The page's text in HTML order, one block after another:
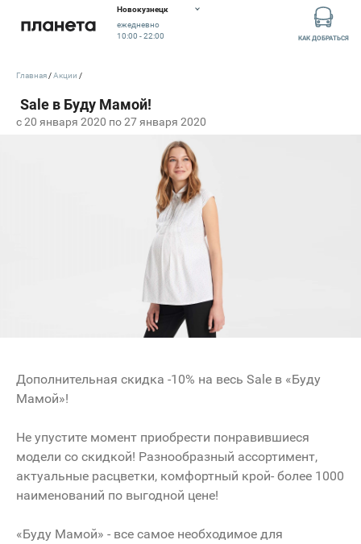
Новокузнецк
ежедневно
10:00 - 22:00
КАК ДОБРАТЬСЯ
c 20 января 2020 по 27 января 2020
Главная Акции
Дополнительная скидка -10% на весь Sale в «Буду
Мамой»!
Не упустите момент приобрести понравившиеся
модели со скидкой! Разнообразный ассортимент,
актуальные расцветки, комфортный крой- более 1000
наименований по выгодной цене!
«Буду Мамой» - все самое необходимое для